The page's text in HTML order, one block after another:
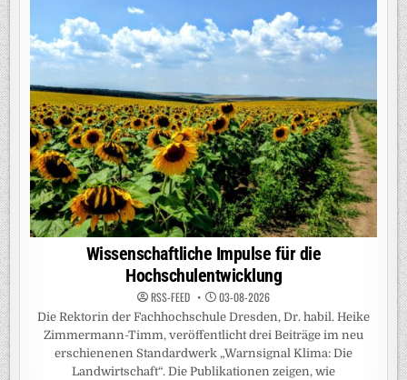
Wissenschaftliche Impulse für die
Hochschulentwicklung
RSS-FEED 03-08-2026
Die Rektorin der Fachhochschule Dresden, Dr. habil. Heike
Zimmermann-Timm, veröffentlicht drei Beiträge im neu
erschienenen Standardwerk „Warnsignal Klima: Die
Landwirtschaft“. Die Publikationen zeigen, wie